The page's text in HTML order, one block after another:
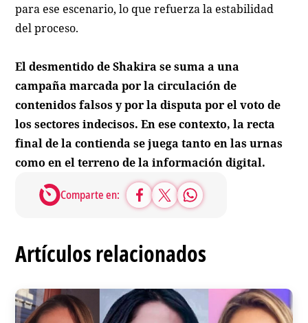
para ese escenario, lo que refuerza la estabilidad
del proceso.
El desmentido de Shakira se suma a una
campaña marcada por la circulación de
contenidos falsos y por la disputa por el voto de
los sectores indecisos. En ese contexto, la recta
final de la contienda se juega tanto en las urnas
como en el terreno de la información digital.
Comparte en:
Artículos relacionados